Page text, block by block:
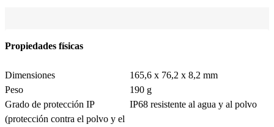
Propiedades físicas
Dimensiones
165,6 x 76,2 x 8,2 mm
Peso
190 g
Grado de protección IP
(protección contra el polvo y el
IP68 resistente al agua y al polvo